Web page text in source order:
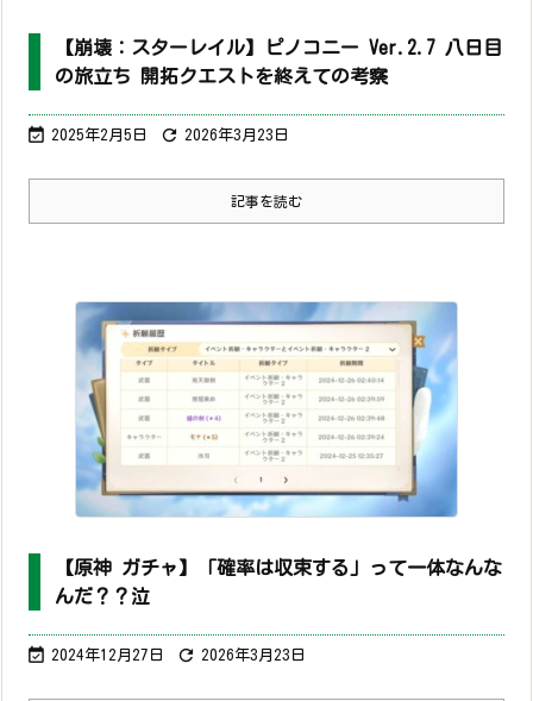
【崩壊：スターレイル】ピノコニー Ver.2.7 八日目
の旅立ち 開拓クエストを終えての考察
 2025年2月5日  2026年3月23日
記事を読む
【原神 ガチャ】「確率は収束する」って一体なんな
んだ？？泣
 2024年12月27日  2026年3月23日